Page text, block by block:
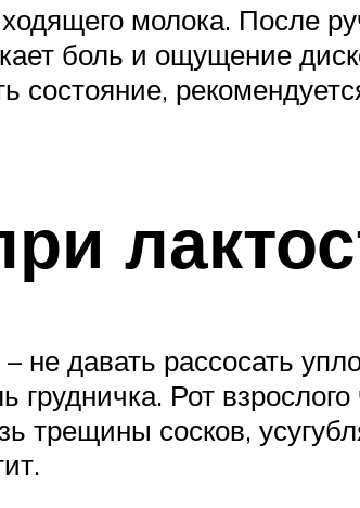
молока. После
боль и ощущение
состояние,
не давать рассосать
Рот взрослого
трещины сосков,